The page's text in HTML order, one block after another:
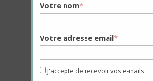
Votre nom*
Votre adresse email*
J'accepte de recevoir vos e-mails